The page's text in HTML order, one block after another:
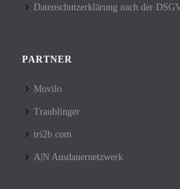
Datenschutzerklärung nach der
PARTNER
Movilo
Traublinger
tri2b.com
A|N Ausdauernetzwerk